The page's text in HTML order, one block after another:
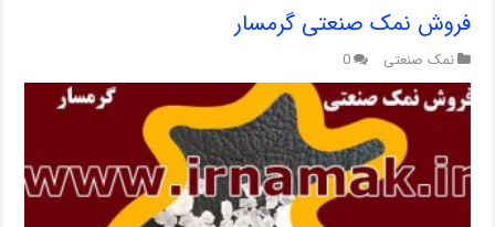
فروش نمک صنعتی گرمسار
نمک صنعتی 0